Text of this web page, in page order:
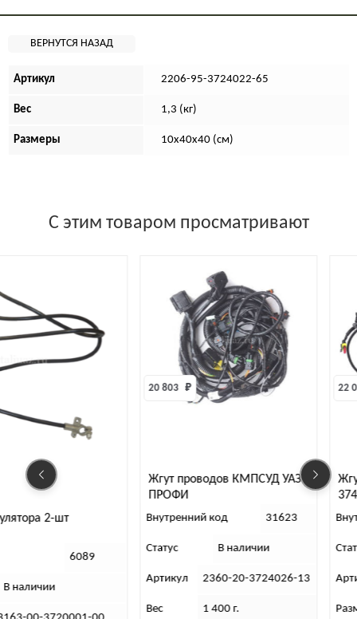
Артикул 2206-95-3724022-65
Вес 1,3 (кг)
Размеры 10х40х40 (см)
С этим товаром просматривают
2-шт
6089
В наличии
Жгут проводов КМПСУД УАЗ
ПРОФИ
20 803 ₽
Внутренний код 31623
Статус В наличии
Артикул 2360-20-3724026-13
Вес 1 400 г.
22